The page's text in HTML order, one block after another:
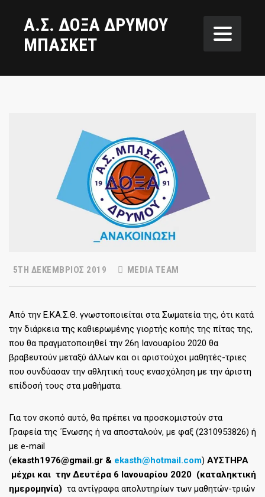
Α.Σ. ΔΟΞΑ ΔΡΥΜΟΥ
ΜΠΑΣΚΕΤ
5TH ΔΕΚΈΜΒΡΙΟΣ 2019 MEDIA TEAM
Από την Ε.ΚΑ.Σ.Θ. γνωστοποιείται στα Σωματεία της, ότι κατά
την διάρκεια της καθιερωμένης γιορτής κοπής της πίτας της,
που θα πραγματοποιηθεί την 26η Ιανουαρίου 2020 θα
βραβευτούν μεταξύ άλλων και οι αριστούχοι μαθητές-τριες
που συνδύασαν την αθλητική τους ενασχόληση με την άριστη
επίδοσή τους στα μαθήματα.
Για τον σκοπό αυτό, θα πρέπει να προσκομιστούν στα
Γραφεία της ΄Ενωσης ή να αποσταλούν, με φαξ (2310953826) ή
με e-mail
(ekasth1976@gmail.gr & ekasth@hotmail.com) ΑΥΣΤΗΡΑ
μέχρι και την Δευτέρα 6 Ιανουαρίου 2020 (καταληκτική
ημερομηνία) τα αντίγραφα απολυτηρίων των μαθητών-τριών